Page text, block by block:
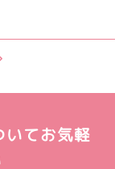
いてお気軽